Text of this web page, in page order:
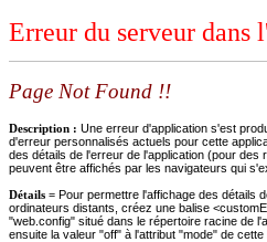
Erreur du serveur dans
Page Not Found !!
Description : Une erreur d'application s'est
d'erreur personnalisés actuels pour cette
des détails de l'erreur de l'application (pour des
peuvent être affichés par les navigateurs qui
Détails = Pour permettre l'affichage des détails
ordinateurs distants, créez une balise
"web.config" situé dans le répertoire racine de
ensuite la valeur "off" à l'attribut "mode" de